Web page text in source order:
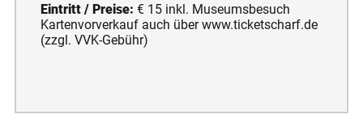
Eintritt / Preise: € 15 inkl. Museumsbesuch
Kartenvorverkauf auch über www.ticketscharf.de
(zzgl. VVK-Gebühr)